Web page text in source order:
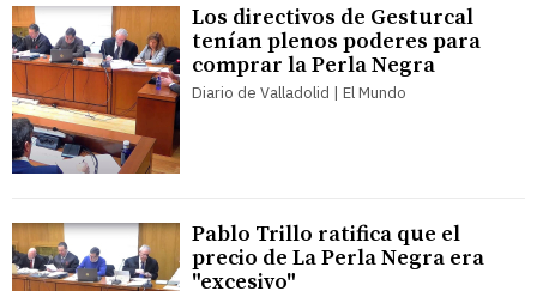
Los directivos de Gesturcal
tenían plenos poderes para
comprar la Perla Negra
Diario de Valladolid | El Mundo
Pablo Trillo ratifica que el
precio de La Perla Negra era
"excesivo"